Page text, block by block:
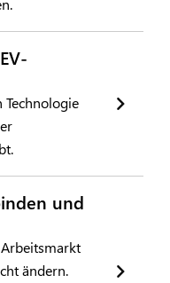
Technologie
und
ändern.